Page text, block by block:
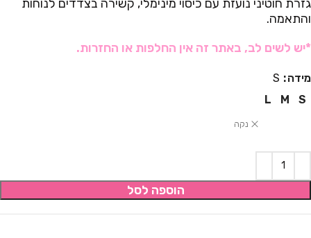
גזרת חוטיני נועזת עם כיסוי מינימלי, קשירה בצדדים לנוחות
והתאמה.
*יש לשים לב, באתר זה אין החלפות או החזרות.
מידה
S
S
M
L
נקה
הוספה לסל